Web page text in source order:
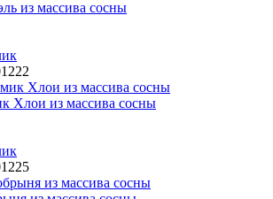
из массива сосны
Хлои из массива сосны